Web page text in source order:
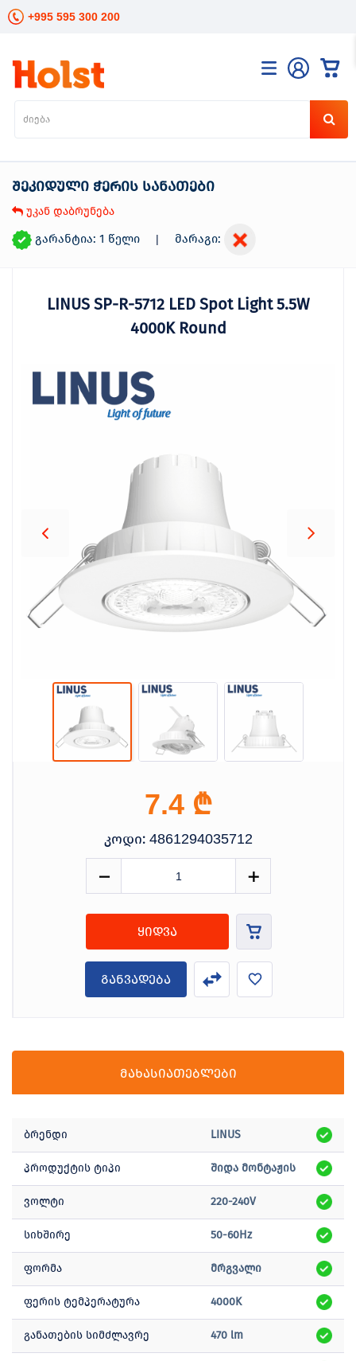
+995 595 300 200
შეკიდული ჭერის სანათები
უკან დაბრუნება
გარანტია: 1 წელი | მარაგი:
LINUS SP-R-5712 LED Spot Light 5.5W
4000K Round
7.4 ₾
კოდი: 4861294035712
ყიდვა
განვადება
მახასიათებლები
ბრენდი LINUS
პროდუქტის ტიპი შიდა მონტაჟის
ვოლტი 220-240V
სიხშირე 50-60Hz
ფორმა მრგვალი
ფერის ტემპერატურა 4000K
განათების სიმძლავრე 470 lm
კატალოგი
განათება
ინსტრუმენტები
ელექტრო
მოვლა
მცენარეთა
ბრენდები
სოც.